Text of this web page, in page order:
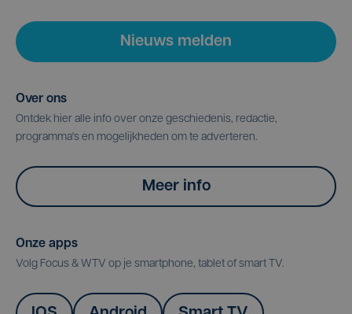
Nieuws melden
Over ons
Ontdek hier alle info over onze geschiedenis, redactie,
programma's en mogelijkheden om te adverteren.
Meer info
Onze apps
Volg Focus & WTV op je smartphone, tablet of smart TV.